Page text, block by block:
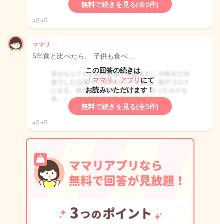
無料で続きを見る(全3件)
4月6日
ママリ
5年前と比べたら、 子供も食べ…
この回答の続きは
「ママリ」アプリ にて
お読みいただけます！
無料で続きを見る(全3件)
4月6日